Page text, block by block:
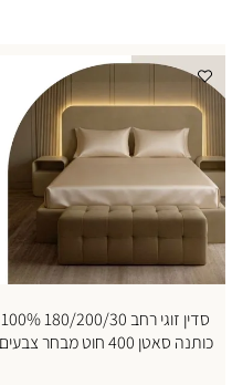
סדין זוגי רחב 180/200/30 100%
כותנה סאטן 400 חוט מבחר צבעים